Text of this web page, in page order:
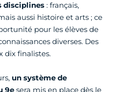
disciplines : français,
aussi histoire et arts ; ce
pour les élèves de
diverses. Des
dix finalistes.
un système de
9e sera mis en place dès le